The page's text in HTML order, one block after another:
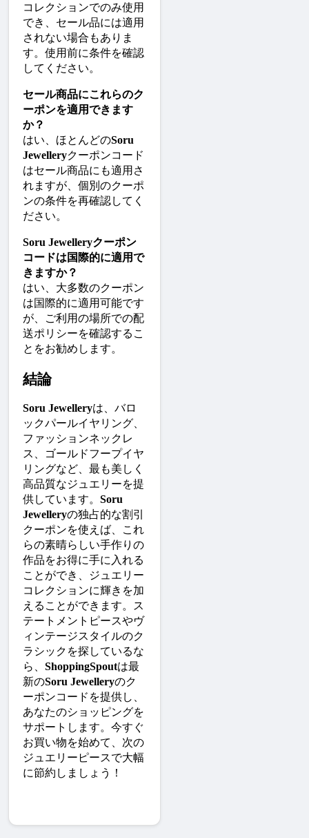
コレクションでのみ使用
でき、セール品には適用
されない場合もありま
す。使用前に条件を確認
してください。
セール商品にこれらのク
ーポンを適用できます
か？
はい、ほとんどのSoru
Jewelleryクーポンコード
はセール商品にも適用さ
れますが、個別のクーポ
ンの条件を再確認してく
ださい。
Soru Jewelleryクーポン
コードは国際的に適用で
きますか？
はい、大多数のクーポン
は国際的に適用可能です
が、ご利用の場所での配
送ポリシーを確認するこ
とをお勧めします。
結論
Soru Jewelleryは、バロ
ックパールイヤリング、
ファッションネックレ
ス、ゴールドフープイヤ
リングなど、最も美しく
高品質なジュエリーを提
供しています。 Soru
Jewelleryの独占的な割引
クーポンを使えば、これ
らの素晴らしい手作りの
作品をお得に手に入れる
ことができ、ジュエリー
コレクションに輝きを加
えることができます。ス
テートメントピースやヴ
ィンテージスタイルのク
ラシックを探しているな
ら、 ShoppingSpoutは最
新のSoru Jewelleryのク
ーポンコードを提供し、
あなたのショッピングを
サポートします。今すぐ
お買い物を始めて、次の
ジュエリーピースで大幅
に節約しましょう！